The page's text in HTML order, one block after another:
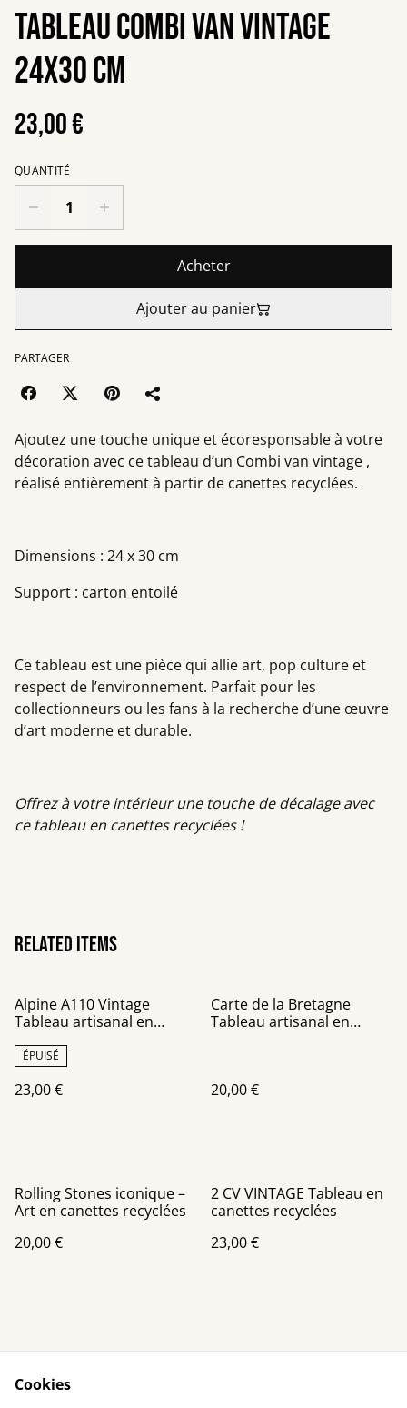
Tableau Combi van vintage
24x30 cm
23,00 €
QUANTITÉ
Acheter
Ajouter au panier
PARTAGER
Ajoutez une touche unique et écoresponsable à votre
décoration avec ce tableau d’un Combi van vintage ,
réalisé entièrement à partir de canettes recyclées.
Dimensions : 24 x 30 cm
Support : carton entoilé
Ce tableau est une pièce qui allie art, pop culture et
respect de l’environnement. Parfait pour les
collectionneurs ou les fans à la recherche d’une œuvre
d’art moderne et durable.
Offrez à votre intérieur une touche de décalage avec
ce tableau en canettes recyclées !
Related items
Alpine A110 Vintage
Tableau artisanal en
ÉPUISÉ
23,00 €
Carte de la Bretagne
Tableau artisanal en
20,00 €
Rolling Stones iconique –
Art en canettes recyclées
20,00 €
2 CV VINTAGE Tableau en
canettes recyclées
23,00 €
Cookies